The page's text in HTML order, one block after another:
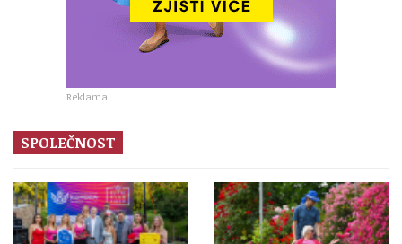
Reklama
SPOLEČNOST